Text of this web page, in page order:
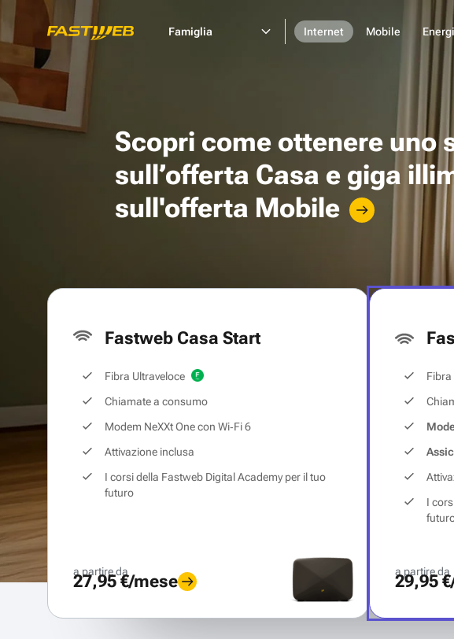
Famiglia Internet Mobile
Scopri come ottenere uno
sull’offerta Casa e giga
sull'offerta Mobile
Fastweb Casa Start
Fibra Ultraveloce
Chiamate a consumo
Modem NeXXt One con Wi‑Fi 6
Attivazione inclusa
I corsi della Fastweb Digital Academy per il tuo
futuro
a partire da
27,95 €/mese
Fibra
I
a partire da
29,95